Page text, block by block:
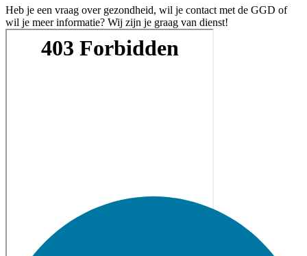
Heb je een vraag over gezondheid, wil je contact met de GGD of
wil je meer informatie? Wij zijn je graag van dienst!